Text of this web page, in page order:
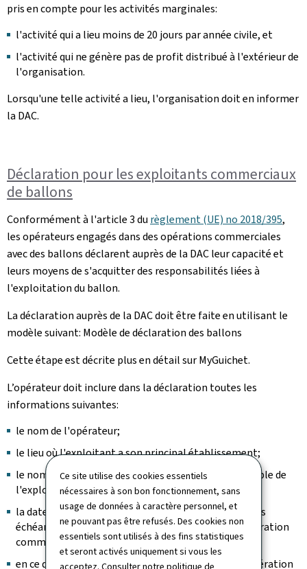
Ce site utilise des cookies essentiels
nécessaires à son bon fonctionnement, sans
usage de données à caractère personnel, et
ne pouvant pas être refusés. Des cookies non
essentiels sont utilisés à des fins statistiques
et seront activés uniquement si vous les
acceptez. Consulter notrepolitique de
pris en compte pour les activités marginales:
l'activité qui a lieu moins de 20 jours par année civile, et
l'activité qui ne génère pas de profit distribué à l'extérieur de
l'organisation.
Lorsqu'une telle activité a lieu, l'organisation doit en informer
la DAC.
Déclaration pour les exploitants commerciaux
de ballons
Conformément à l'article 3 du règlement (UE) no 2018/395,
les opérateurs engagés dans des opérations commerciales
avec des ballons déclarent auprès de la DAC leur capacité et
leurs moyens de s'acquitter des responsabilités liées à
l'exploitation du ballon.
La déclaration auprès de la DAC doit être faite en utilisant le
modèle suivant: Modèle de déclaration des ballons
Cette étape est décrite plus en détail sur MyGuichet.
L’opérateur doit inclure dans la déclaration toutes les
informations suivantes:
le nom de l'opérateur;
le lieu où l'exploitant a son principal établissement;
le nom et les coordonnées du responsable responsable de
l'exploitant;
la date de début de l'opération commerciale et, le cas
échéant, la date à laquelle la modification d'une opération
commerciale existante prend effet;
en ce qui concerne tous les ballons utilisés pour l'opération